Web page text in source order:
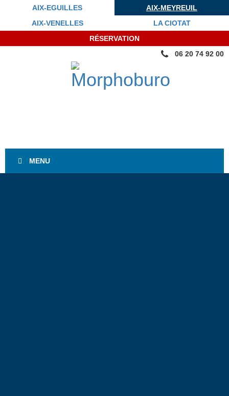
AIX-EGUILLES
AIX-MEYREUIL
AIX-VENELLES
LA CIOTAT
RÉSERVATION
06 20 74 92 00
MENU